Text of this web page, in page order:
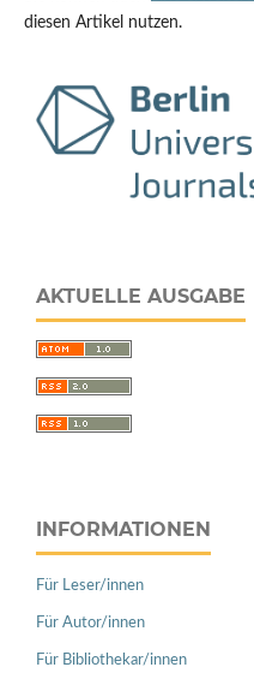
diesen Artikel nutzen.
AKTUELLE AUSGABE
INFORMATIONEN
Für Leser/innen
Für Autor/innen
Für Bibliothekar/innen